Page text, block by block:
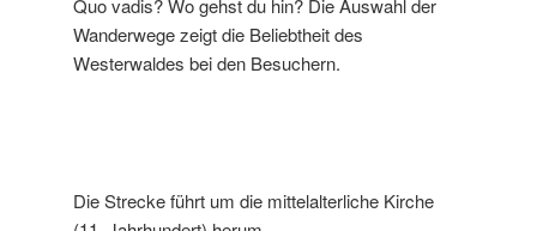
Quo vadis? Wo gehst du hin? Die Auswahl der
Wanderwege zeigt die Beliebtheit des
Westerwaldes bei den Besuchern.
Die Strecke führt um die mittelalterliche Kirche